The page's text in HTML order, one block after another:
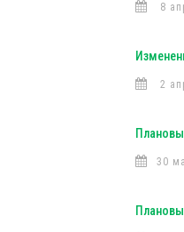
8
2
30